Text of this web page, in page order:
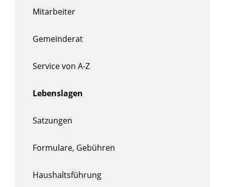
Mitarbeiter
Gemeinderat
Service von A-Z
Lebenslagen
Satzungen
Formulare, Gebühren
Haushaltsführung